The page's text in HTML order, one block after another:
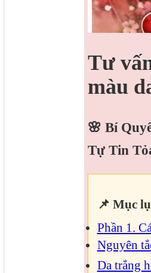
Tư
màu
🌸 Bí
Tự Tin
📌 Mục
Phần 1.
Nguyên
Da trắng